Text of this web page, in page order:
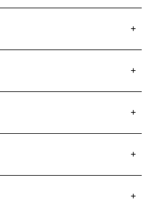
+
+
+
+
+